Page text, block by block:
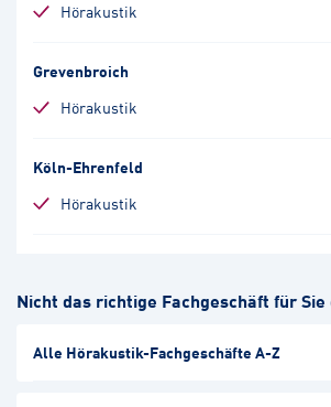
Hörakustik
Grevenbroich
Hörakustik
Köln-Ehrenfeld
Hörakustik
Hörakustik
Köln-Nippes
Nicht das richtige Fachgeschäft für Sie
Alle Hörakustik-Fachgeschäfte A-Z